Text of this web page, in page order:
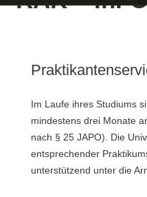
Im Laufe ihres Studiums
mindestens drei Monate
nach § 25 JAPO). Die
entsprechender
unterstützend unter die